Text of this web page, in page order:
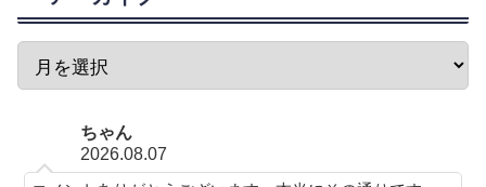
ちゃん
2026.08.07